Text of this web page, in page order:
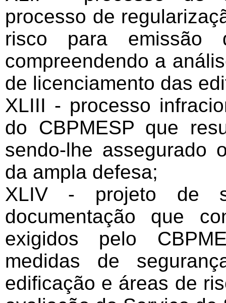
processo de
risco para emissão
compreendendo a
de licenciamento das
XLIII - processo
do CBPMESP que
sendo-lhe assegurado
da ampla defesa;
XLIV - projeto de
documentação que
exigidos pelo
medidas de
edificação e áreas de